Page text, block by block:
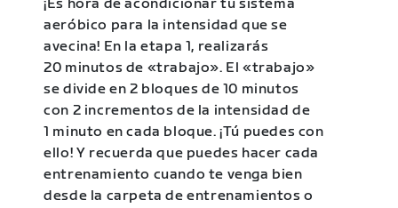
¡Es hora de acondicionar tu sistema
aeróbico para la intensidad que se
avecina! En la etapa 1, realizarás
20 minutos de «trabajo». El «trabajo»
se divide en 2 bloques de 10 minutos
con 2 incrementos de la intensidad de
1 minuto en cada bloque. ¡Tú puedes con
ello! Y recuerda que puedes hacer cada
entrenamiento cuando te venga bien
desde la carpeta de entrenamientos o